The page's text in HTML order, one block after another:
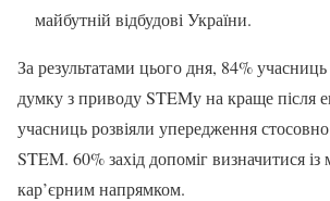
майбутній відбудові України.
За результатами цього дня, 84%
думку з приводу STEMу на краще після
учасниць розвіяли упередження
STEM. 60% захід допоміг визначитися із
кар’єрним напрямком.